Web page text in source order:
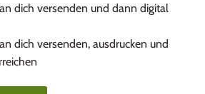
dich versenden und dann digital
dich versenden, ausdrucken und